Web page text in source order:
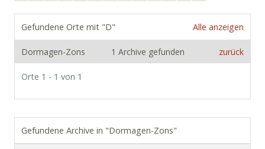
Alle anzeigen
Gefundene Orte mit "D"
Dormagen-Zons 1 Archive gefunden zurück
Orte 1 - 1 von 1
Gefundene Archive in "Dormagen-Zons"